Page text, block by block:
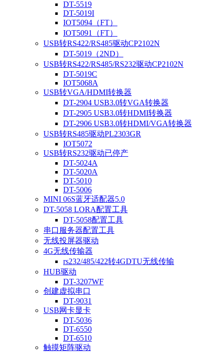
DT-5519
DT-5019I
IOT5094（FT）
IOT5091（FT）
USB转RS422/RS485驱动CP2102N
DT-5019（2ND）
USB转RS422/RS485/RS232驱动CP2102N
DT-5019C
IOT5068A
USB转VGA/HDMI转换器
DT-2904 USB3.0转VGA转换器
DT-2905 USB3.0转HDMI转换器
DT-2906 USB3.0转HDMI/VGA转换器
USB转RS485驱动PL2303GR
IOT5072
USB转RS232驱动已停产
DT-5024A
DT-5020A
DT-5010
DT-5006
MINI 06S蓝牙适配器5.0
DT-5058 LORA配置工具
DT-5058配置工具
串口服务器配置工具
无线投屏器驱动
4G无线传输器
rs232/485/422转4GDTU无线传输
HUB驱动
DT-3207WF
创建虚拟串口
DT-9031
USB网卡显卡
DT-5036
DT-6550
DT-6510
触摸矩阵驱动